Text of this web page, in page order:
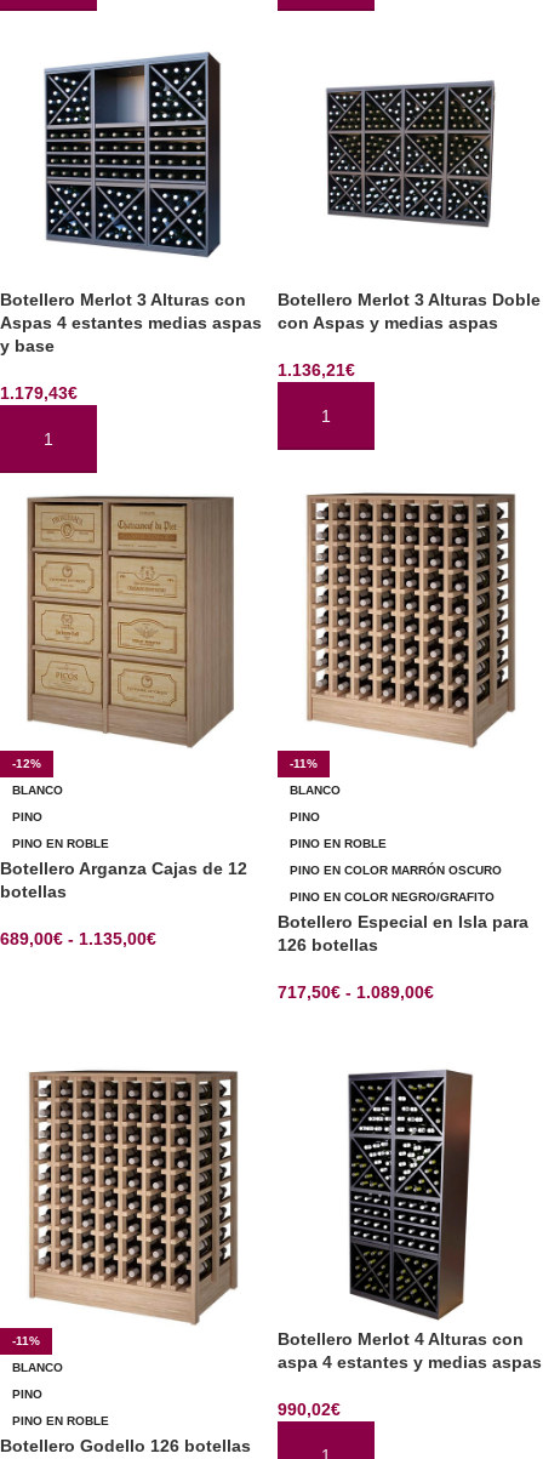
Botellero Merlot 3 Alturas con
Aspas 4 estantes medias aspas
y base
1.179,43€
AÑADIR AL CARRITO
Botellero Merlot 3 Alturas Doble
con Aspas y medias aspas
1.136,21€
AÑADIR AL CARRITO
-12%
BLANCO
PINO
PINO EN ROBLE
Botellero Arganza Cajas de 12
botellas
689,00€ - 1.135,00€
-11%
BLANCO
PINO
PINO EN ROBLE
PINO EN COLOR MARRÓN OSCURO
PINO EN COLOR NEGRO/GRAFITO
Botellero Especial en Isla para
126 botellas
717,50€ - 1.089,00€
-11%
BLANCO
PINO
PINO EN ROBLE
Botellero Godello 126 botellas
Botellero Merlot 4 Alturas con
aspa 4 estantes y medias aspas
990,02€